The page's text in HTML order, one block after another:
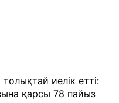
иелік етті:
қарсы 78 пайыз